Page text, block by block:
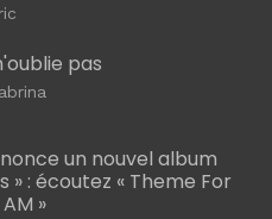
pas
un nouvel album
» : écoutez « Theme For
»